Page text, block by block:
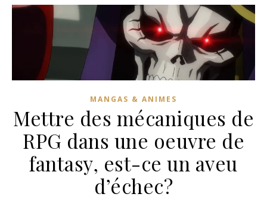
MANGAS & ANIMES
Mettre des mécaniques de
RPG dans une oeuvre de
fantasy, est-ce un aveu
d’échec?